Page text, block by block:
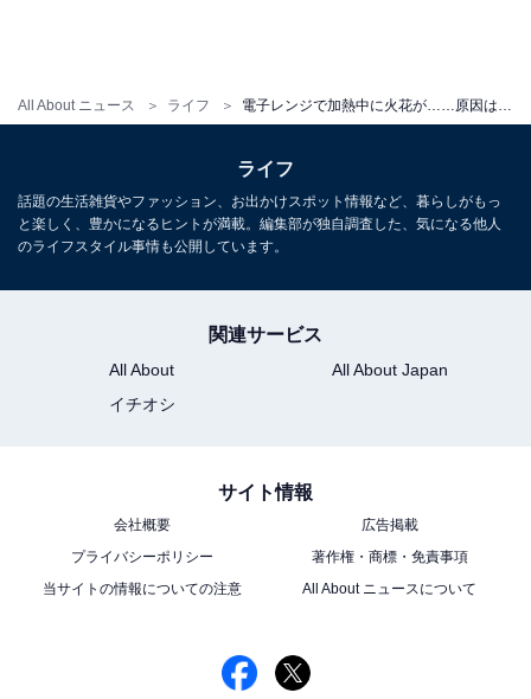
All About ニュース ライフ
介記事やレビュー記事を雑誌やWeb、新聞などで紹
り入れ方の提案も行っており、テレビ出演も多数。
電子レンジの寿命は何年くらい？
ライフ
話題の生活雑貨やファッション、お出かけスポット情報など、暮らしがもっ
と楽しく、豊かになるヒントが満載。編集部が独自調査した、気になる他人
のライフスタイル事情も公開しています。
関連サービス
All About
All About Japan
イチオシ
サイト情報
会社概要
広告掲載
プライバシーポリシー
著作権・商標・免責事項
当サイトの情報についての注意
All About ニュースについて